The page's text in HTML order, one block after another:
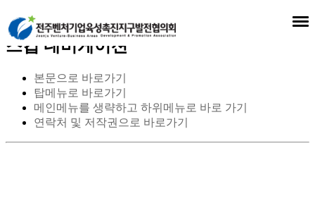
스킵 네비게이션
본문으로 바로가기
탑메뉴로 바로가기
메인메뉴를 생략하고 하위메뉴로 바로 가기
연락처 및 저작권으로 바로가기